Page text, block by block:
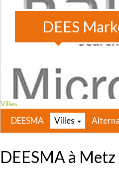
DEES
Villes
DEESMA Villes
DEESMA à Metz